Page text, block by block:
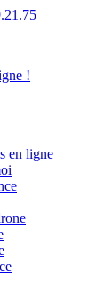
!
en ligne